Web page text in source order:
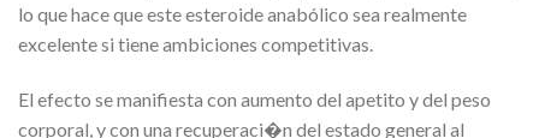
lo que hace que este esteroide anabólico sea realmente
excelente si tiene ambiciones competitivas.
El efecto se manifiesta con aumento del apetito y del peso
corporal, y con una recuperaci�n del estado general al